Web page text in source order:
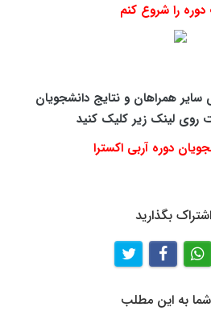
را شروع کنم
همراهان و نتایج دانشجویان
روی لینک زیر کلیک کنید
دوره آربی اکسترا
بگذارید
شما به این مطلب